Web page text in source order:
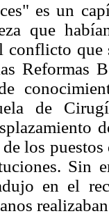
es un
que
conflicto
Reformas
de
los
Sin
en el